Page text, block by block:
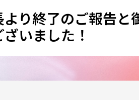
より終了のご報告
いました！